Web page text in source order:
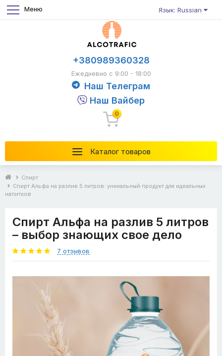
Меню Язык: Russian
Каталог товаров
+380989360328
Ежедневно с 9:00 - 18:00
Наш Телеграм
Наш Вайбер
0
Спирт
Спирт Альфа на разлив 5 литров: уникальный продукт для идеальных
напитков
Спирт Альфа на разлив 5 литров
– выбор знающих свое дело
7 отзывов